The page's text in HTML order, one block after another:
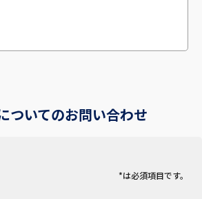
ついてのお問い合わせ
*は必須項目です。